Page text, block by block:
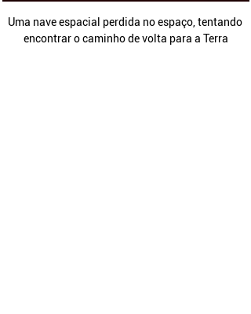
Uma nave espacial perdida no espaço, tentando
encontrar o caminho de volta para a Terra